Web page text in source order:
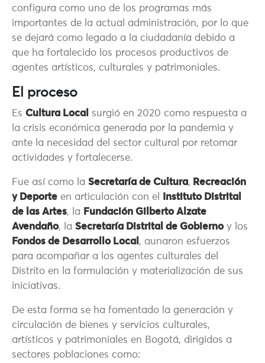
configura como uno de los programas más
importantes de la actual administración, por lo que
se dejará como legado a la ciudadanía debido a
que ha fortalecido los procesos productivos de
agentes artísticos, culturales y patrimoniales.
El proceso
Es Cultura Local
surgió en 2020 como respuesta a
la crisis económica generada por la pandemia y
ante la necesidad del sector cultural por retomar
actividades y fortalecerse.
Fue así como la Secretaría de Cultura, Recreación
y Deporte en articulación con el
Instituto Distrital
de las Artes, la Fundación Gilberto Alzate
Avendaño, la Secretaría Distrital de Gobiernoy los
Fondos de Desarrollo Local , aunaron esfuerzos
para acompañar a los agentes culturales del
Distrito en la formulación y materialización de sus
iniciativas.
De esta forma se ha fomentado la generación y
circulación de bienes y servicios culturales,
artísticos y patrimoniales en Bogotá, dirigidos a
sectores poblaciones como: